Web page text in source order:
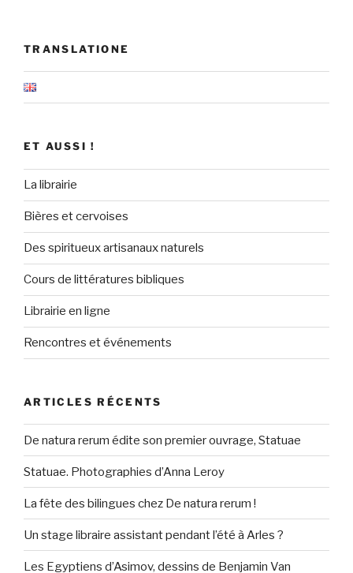
TRANSLATIONE
ET AUSSI !
La librairie
Bières et cervoises
Des spiritueux artisanaux naturels
Cours de littératures bibliques
Librairie en ligne
Rencontres et événements
ARTICLES RÉCENTS
De natura rerum édite son premier ouvrage, Statuae
Statuae. Photographies d’Anna Leroy
La fête des bilingues chez De natura rerum !
Un stage libraire assistant pendant l’été à Arles ?
Les Egyptiens d’Asimov, dessins de Benjamin Van